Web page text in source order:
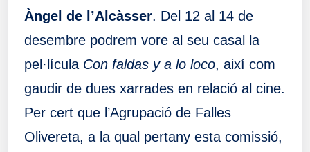
Àngel de l’Alcàsser. Del 12 al 14 de
desembre podrem vore al seu casal la
pel·lícula Con faldas y a lo loco, així com
gaudir de dues xarrades en relació al cine.
Per cert que l’Agrupació de Falles
Olivereta, a la qual pertany esta comissió,